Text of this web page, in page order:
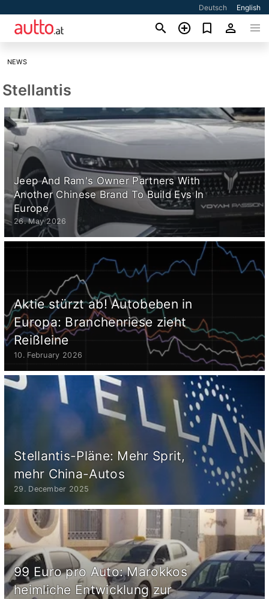
Deutsch English
NEWS
Stellantis
Jeep And Ram's Owner Partners With
Another Chinese Brand To Build Evs In
Europe
26. May 2026
Aktie stürzt ab! Autobeben in
Europa: Branchenriese zieht
Reißleine
10. February 2026
Stellantis-Pläne: Mehr Sprit,
mehr China-Autos
29. December 2025
99 Euro pro Auto: Marokkos
heimliche Entwicklung zur